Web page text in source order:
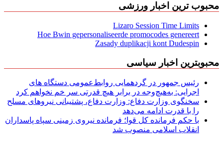
محبوب ترین اخبار ورزشی
Lizaro Session Time Limits
Hoe Bwin gepersonaliseerde promocodes genereert
Zasady duplikacji kont Dudespin
محبوبترین اخبار سیاسی
رئیس جمهور در گردهمایی روابط‌عمومی دستگاه های
اجرایی: به‌هیچ‌وجه در برابر هیچ قدرتی سر خم نخواهم کرد
سخنگوی وزارت دفاع: وزارت دفاع، پشتیبانی نیرو‌های مسلح
را با قدرت ادامه می‌دهد
با حکم فرمانده کل قوا؛ فرمانده نیروی زمینی سپاه پاسداران
انقلاب اسلامی منصوب شد